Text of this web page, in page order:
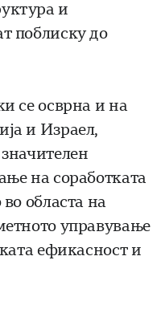
и
поблиску до
се осврна и на
и Израел,
на соработката
областа на
управување
ефикасност и